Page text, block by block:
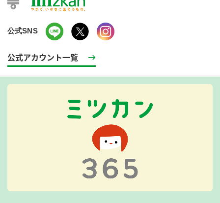
公式SNS
公式アカウント一覧